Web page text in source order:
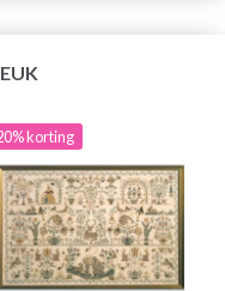
korting